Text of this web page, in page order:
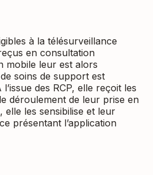
à la télésurveillance
en consultation
mobile leur est alors
soins de support est
des RCP, elle reçoit les
déroulement de leur prise en
elle les sensibilise et leur
présentant l’application